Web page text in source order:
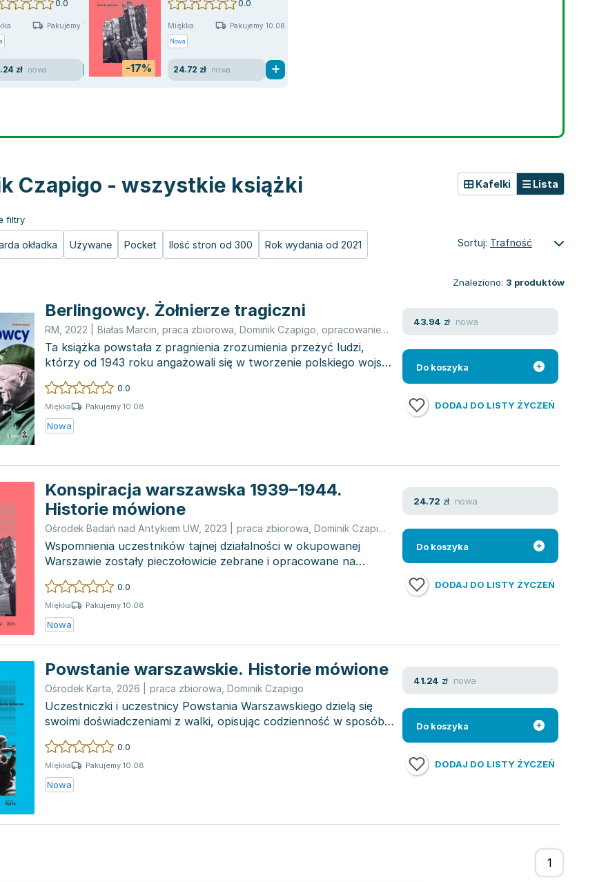
0.0
Pakujemy 10.08
zł nowa -17%
0.0
Miękka Pakujemy 10.08
Nowa
24.72 zł nowa
Czapigo - wszystkie książki
filtry
okładka Używane Pocket Ilość stron od 300 Rok wydania od 2021
Kafelki Lista
Sortuj: Trafność
Znaleziono: 3 produktów
Berlingowcy. Żołnierze tragiczni
RM 2022 Białas Marcin praca zbiorowa Dominik Czapigo opracowanie zbiorowe
Ta książka powstała z pragnienia zrozumienia przeżyć ludzi,
którzy od 1943 roku angażowali się w tworzenie polskiego wojska
w Siel...
0.0
Miękka Pakujemy 10.08
Nowa
43.94 zł nowa
Do koszyka
DODAJ DO LISTY ŻYCZEŃ
Konspiracja warszawska 1939–1944.
Historie mówione
Ośrodek Badań nad Antykiem UW, 2023 praca zbiorowa Dominik Czapigo opracowanie zbiorowe
Wspomnienia uczestników tajnej działalności w okupowanej
Warszawie zostały pieczołowicie zebrane i opracowane na
podstawie długich...
0.0
Miękka Pakujemy 10.08
Nowa
24.72 zł nowa
Do koszyka
DODAJ DO LISTY ŻYCZEŃ
Powstanie warszawskie. Historie mówione
Ośrodek Karta 2026 praca zbiorowa Dominik Czapigo
Uczestniczki i uczestnicy Powstania Warszawskiego dzielą się
swoimi doświadczeniami z walki, opisując codzienność w sposób
szczery...
0.0
Miękka Pakujemy 10.08
Nowa
41.24 zł nowa
Do koszyka
DODAJ DO LISTY ŻYCZEŃ